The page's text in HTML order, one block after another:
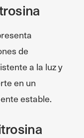
de
a la luz y
en un
estable.